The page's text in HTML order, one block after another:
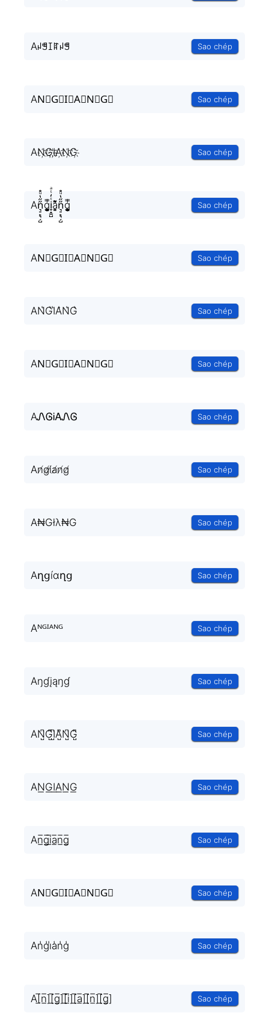
Aꈤꁅꀤꍏꈤꁅ Sao chép
AN⃟G⃟I⃟A⃟N⃟G⃟ Sao chép
AN҉G҉I҉A҉N҉G҉ Sao chép
An͉̠̙͉̗̺̋̋̔ͧ̊g͎͚̥͎͔͕ͥ̿i̞̟̫̺ͭ̒ͭͣa̘̫͈̭͌͛͌̇̇̍n͉̠̙͉̗̺̋̋̔ͧ̊g͎͚̥͎͔͕ͥ̿ Sao chép
AN⃗G⃗I⃗A⃗N⃗G⃗ Sao chép
AN͛G͛I͛A͛N͛G͛ Sao chép
AN⃒G⃒I⃒A⃒N⃒G⃒ Sao chép
AᏁᎶᎥᎪᏁᎶ Sao chép
An̸g̸i̸a̸n̸g̸ Sao chép
A₦Głλ₦G Sao chép
Aղցíɑղց Sao chép
Aᴺᴳᴵᴬᴺᴳ Sao chép
Aŋɠįąŋɠ Sao chép
AN̺͆G̺͆I̺͆A̺͆N̺͆G̺͆ Sao chép
AN͟G͟I͟A͟N͟G͟ Sao chép
An̲̅g̲̅i̲̅a̲̅n̲̅g̲̅ Sao chép
AN⃣G⃣I⃣A⃣N⃣G⃣ Sao chép
An̾g̾i̾a̾n̾g̾ Sao chép
A[̲̅n̲̅][̲̅g̲̅][̲̅i̲̅][̲̅a̲̅][̲̅n̲̅][̲̅g̲̅] Sao chép